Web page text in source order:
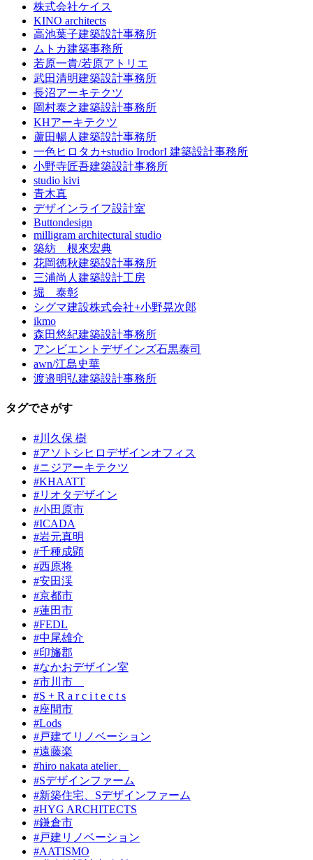
株式会社ケイス
KINO architects
高池葉子建築設計事務所
ムトカ建築事務所
若原一貴/若原アトリエ
武田清明建築設計事務所
長沼アーキテクツ
岡村泰之建築設計事務所
KHアーキテクツ
蘆田暢人建築設計事務所
一色ヒロタカ+studio IrodorI 建築設計事務所
小野寺匠吾建築設計事務所
studio kivi
青木真
デザインライフ設計室
Buttondesign
milligram architectural studio
築紡 根來宏典
花岡徳秋建築設計事務所
三浦尚人建築設計工房
堀 泰彰
シグマ建設株式会社+小野晃次郎
ikmo
森田悠紀建築設計事務所
アンビエントデザインズ石黒泰司
awn/江島史華
渡邉明弘建築設計事務所
タグでさがす
#川久保 樹
#アソトシヒロデザインオフィス
#ニジアーキテクツ
#KHAATT
#リオタデザイン
#小田原市
#ICADA
#岩元真明
#千種成顕
#西原将
#安田渓
#京都市
#蓮田市
#FEDL
#中尾雄介
#印旛郡
#なかおデザイン室
#市川市
#S + R a r c i t e c t s
#座間市
#Lods
#戸建てリノベーション
#遠藤楽
#hiro nakata atelier、
#Sデザインファーム
#新築住宅、Sデザインファーム
#HYG ARCHITECTS
#鎌倉市
#戸建リノベーション
#AATISMO